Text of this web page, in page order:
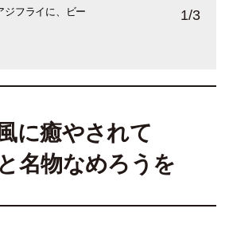
ジフライに、ビー
うま味も食感も抜
のタレってどう
は、間違いないお
1/3
に癒やされて
名物なめろうを